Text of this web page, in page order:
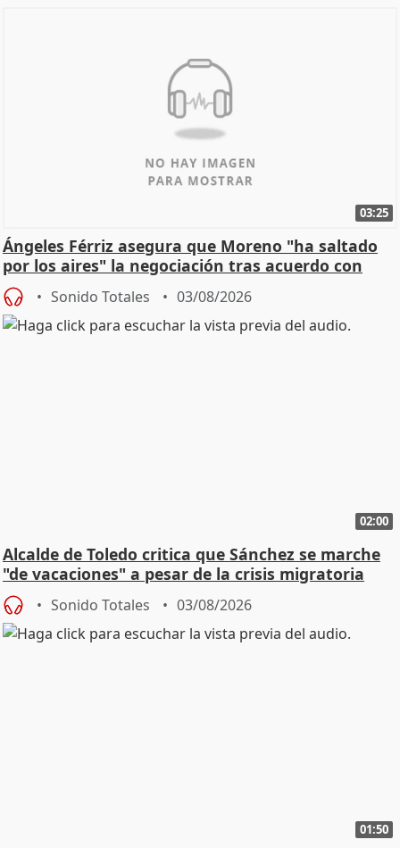
03:25
Ángeles Férriz asegura que Moreno "ha saltado
por los aires" la negociación tras acuerdo con
SMA
Sonido Totales 03/08/2026
02:00
Alcalde de Toledo critica que Sánchez se marche
"de vacaciones" a pesar de la crisis migratoria
Sonido Totales 03/08/2026
01:50